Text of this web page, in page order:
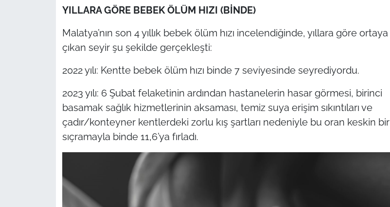
YILLARA GÖRE BEBEK ÖLÜM HIZI (BİNDE)
Malatya’nın son 4 yıllık bebek ölüm hızı incelendiğinde, yıllara göre ortaya
çıkan seyir şu şekilde gerçekleşti:
2022 yılı: Kentte bebek ölüm hızı binde 7 seviyesinde seyrediyordu.
2023 yılı: 6 Şubat felaketinin ardından hastanelerin hasar görmesi, birinci
basamak sağlık hizmetlerinin aksaması, temiz suya erişim sıkıntıları ve
çadır/konteyner kentlerdeki zorlu kış şartları nedeniyle bu oran keskin bir
sıçramayla binde 11,6’ya fırladı.